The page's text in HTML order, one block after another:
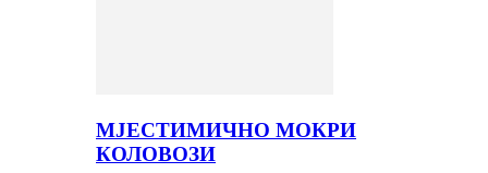
МЈЕСТИМИЧНО МОКРИ
КОЛОВОЗИ